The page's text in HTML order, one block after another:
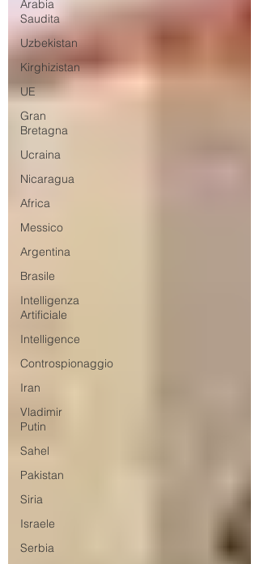
Arabia
Saudita
Uzbekistan
Kirghizistan
UE
Gran
Bretagna
Ucraina
Nicaragua
Africa
Messico
Argentina
Brasile
Intelligenza
Artificiale
Intelligence
Controspionaggio
Iran
Vladimir
Putin
Sahel
Pakistan
Siria
Israele
Serbia